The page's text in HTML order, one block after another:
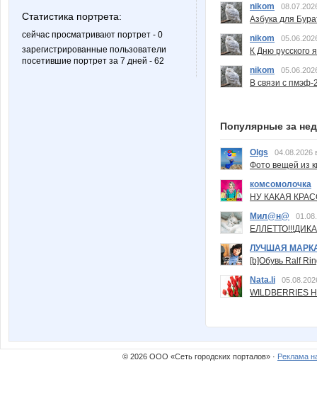
Статистика портрета:
сейчас просматривают портрет - 0
зарегистрированные пользователи
посетившие портрет за 7 дней - 62
nikom
Азбука для
nikom
К Дню русского
nikom
В связи с пмэф-
Популярные за
Olgs 04.08.2026
Фото вещей из
комсомолочка
НУ КАКАЯ
Мил@н@
ЛУЧШАЯ
[b]Обувь Ralf
Nata.li
© 2026 ООО «Сеть городских порталов» · Реклама